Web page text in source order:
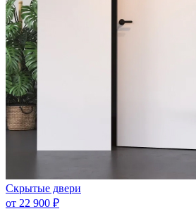
Скрытые двери
от 22 900 ₽